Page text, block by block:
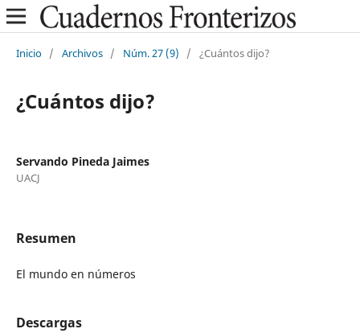
Inicio / Archivos / Núm. 27 (9) / ¿Cuántos dijo?
¿Cuántos dijo?
Servando Pineda Jaimes
UACJ
Resumen
El mundo en números
Descargas